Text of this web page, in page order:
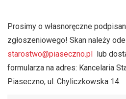
cached
Zresetuj
Prosimy o własnoręczne
zgłoszeniowego! Skan należy
starostwo@piaseczno.pl lub
formularza na adres: Kancelaria
Piaseczno, ul. Chyliczkowska 14.